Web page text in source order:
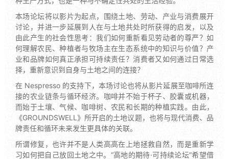
本场论坛将以影片为起点，围绕土地、劳动、产业与消费展开
讨论，并进一步延展到人在与土地共处时所获得的启发，以及
由此产生的社会性思考：我们如何重新看见劳动者的尊严？如
何理解农民、种植者与牧场主在生态系统中的知识与价值？产
业和品牌如何真正承担可持续责任？消费者又如何通过日常选
择，重新意识到自身与土地之间的连接？
在 Nespresso 的支持下，本场讨论也将从影片延展至咖啡所连
接的农业链条与循环经济。咖啡并不始于杯子、胶囊或机器，
而始于土壤、气候、咖啡树、农民和长期的种植实践。由此，
《GROUNDSWELL》所开启的土地议题，也将与现代消费、品
牌责任和循环未来发生更具体的关联。
所谓修复，也许并不是人类高高在上地拯救自然，而是重新学
习如何把自己放回土地之中。“高地的期待·可持续论坛”希望借